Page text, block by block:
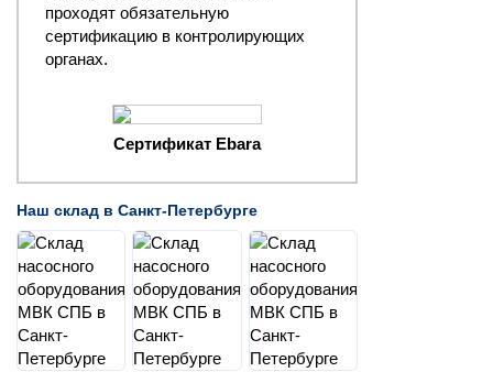
проходят обязательную
сертификацию в контролирующих
органах.
Сертификат Ebara
Наш склад в Санкт-Петербурге